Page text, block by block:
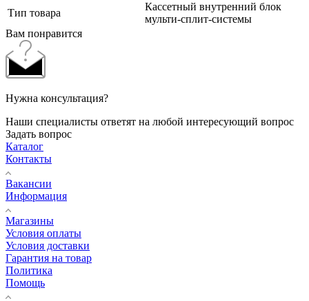
Тип товара
Кассетный внутренний блок
мульти-сплит-системы
Вам понравится
Нужна консультация?
Наши специалисты ответят на любой интересующий вопрос
Задать вопрос
Каталог
Контакты
Вакансии
Информация
Магазины
Условия оплаты
Условия доставки
Гарантия на товар
Политика
Помощь